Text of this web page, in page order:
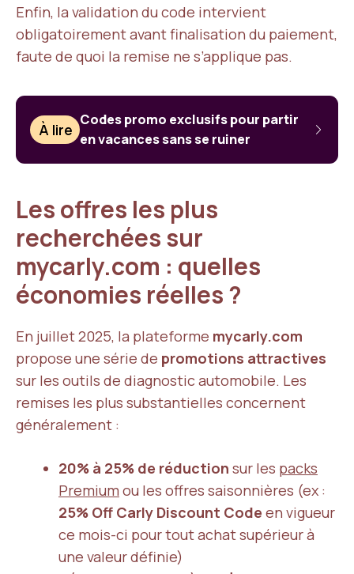
Enfin, la validation du code intervient
obligatoirement avant finalisation du paiement,
faute de quoi la remise ne s’applique pas.
À lire
Codes promo exclusifs pour partir
en vacances sans se ruiner
Les offres les plus
recherchées sur
mycarly.com : quelles
économies réelles ?
En juillet 2025, la plateforme mycarly.com
propose une série de promotions attractives
sur les outils de diagnostic automobile. Les
remises les plus substantielles concernent
généralement :
20% à 25% de réduction sur les packs
Premium ou les offres saisonnières (ex :
25% Off Carly Discount Code en vigueur
ce mois-ci pour tout achat supérieur à
une valeur définie)